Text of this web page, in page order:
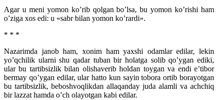
Agar u meni yomon ko’rib qolgan bo’lsa, bu yomon ko’rishi ham
o’ziga xos edi: u «sabr bilan yomon ko’rardi».
* * *
Nazarimda janob ham, xonim ham yaxshi odamlar edilar, lekin
yo’qchilik ularni shu qadar tuban bir holatga solib qo’ygan ediki,
ular bu tartibsizlik bilan olishaverib holdan toygan va endi e’tibor
bermay qo’ygan edilar, ular hatto kun sayin tobora ortib borayotgan
bu tartibsizlik, beboshvoqlikdan allaqanday juda alamli va achchiq
bir lazzat hamda o’ch olayotgan kabi edilar.